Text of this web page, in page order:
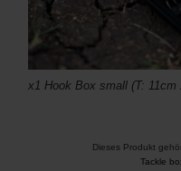
x1 Hook Box small (T:
Dieses Produkt
Tackle